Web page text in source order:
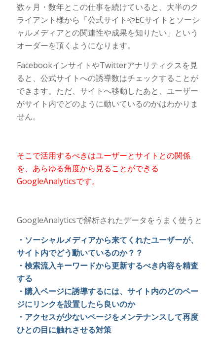
数ヶ月・数年とこの仕事を続けていると、大半のク
ライアント様から「公式サイトやECサイトとソーシ
ャルメディアとの関連性や成果を知りたい」という
オーダーを頂くようになります。
FacebookインサイトやTwitterアナリティクスを見
ると、公式サイトへの誘導数はチェックすることが
できます。ただ、サイトへ移動したあと、ユーザー
がサイト内でどのように動いているのかはわかりま
せん。
そこで活用するべきはユーザーとサイトとの関係
を、あらゆる角度から見ることができる
GoogleAnalyticsです。
GoogleAnalyticsで解析されたデータをうまく使うと
・ソーシャルメディアから来てくれたユーザーが、
サイト内でどう動いているのか？？
・検索流入キーワードから更新するべき内容を精査
する
・購入ページに誘導するには、サイト内のどのペー
ジにリンクを設置したら良いのか
・アクセスが少ないページをメンテナンスして再度
ひとの目に触れさせる対策